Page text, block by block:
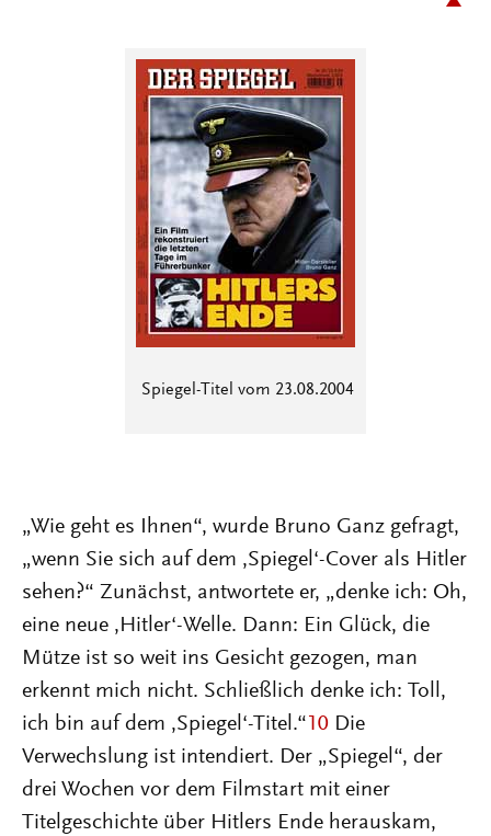
Spiegel-Titel vom 23.08.2004
„Wie geht es Ihnen“, wurde Bruno Ganz gefragt,
„wenn Sie sich auf dem ‚Spiegel‘-Cover als Hitler
sehen?“ Zunächst, antwortete er, „denke ich: Oh,
eine neue ‚Hitler‘-Welle. Dann: Ein Glück, die
Mütze ist so weit ins Gesicht gezogen, man
erkennt mich nicht. Schließlich denke ich: Toll,
ich bin auf dem ‚Spiegel‘-Titel.“ 10 Die
Verwechslung ist intendiert. Der „Spiegel“, der
drei Wochen vor dem Filmstart mit einer
Titelgeschichte über Hitlers Ende herauskam,